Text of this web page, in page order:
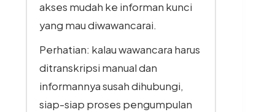
akses mudah ke informan kunci
yang mau diwawancarai.
Perhatian: kalau wawancara harus
ditranskripsi manual dan
informannya susah dihubungi,
siap-siap proses pengumpulan